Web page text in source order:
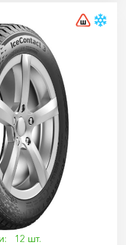
235/55 R19 105T
105T
12 шт.